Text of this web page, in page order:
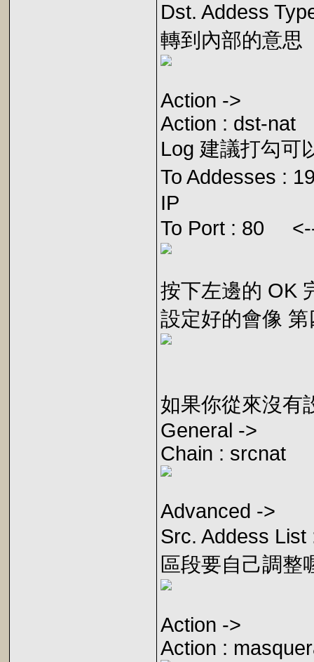
Dst. Addess
轉到內部的意思
Action ->
Action : dst-nat
Log 建議打勾可
To Addesses :
IP
To Port : 80
按下左邊的 OK
設定好的會像
如果你從來沒有
General ->
Chain : srcnat
Advanced ->
Src. Addess
區段要自己調整
Action ->
Action :